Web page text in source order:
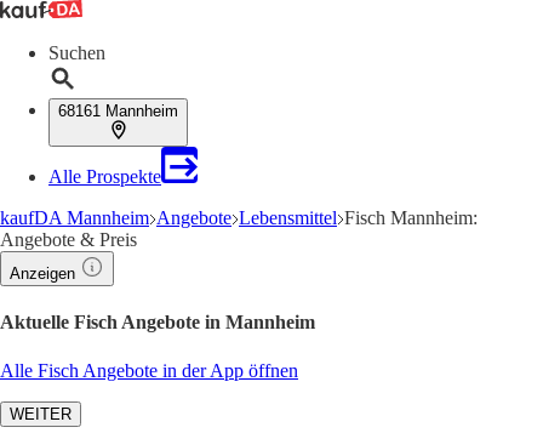
Suchen
68161 Mannheim
Alle Prospekte
kaufDA Mannheim Angebote Lebensmittel Fisch Mannheim:
Angebote & Preis
Anzeigen
Aktuelle Fisch Angebote in Mannheim
Alle Fisch Angebote in der App öffnen
WEITER